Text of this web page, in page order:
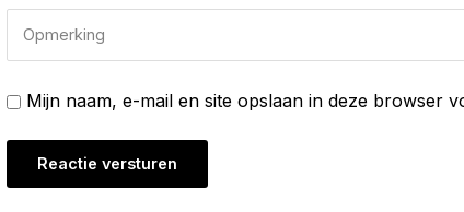
Mijn naam, e-mail en site opslaan in deze browser